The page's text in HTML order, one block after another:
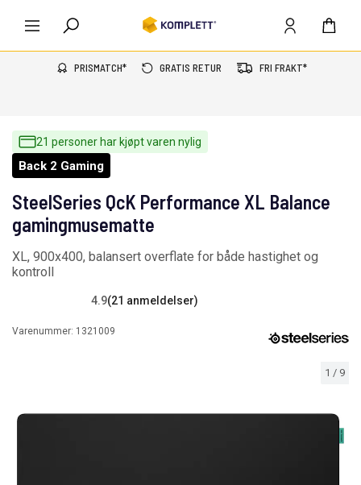
PRISMATCH* GRATIS RETUR FRI FRAKT*
21 personer har kjøpt varen nylig
1 / 9
Back 2 Gaming
SteelSeries QcK Performance XL Balance
gamingmusematte
XL, 900x400, balansert overflate for både hastighet og
kontroll
4.9(21 anmeldelser)
Varenummer: 1321009